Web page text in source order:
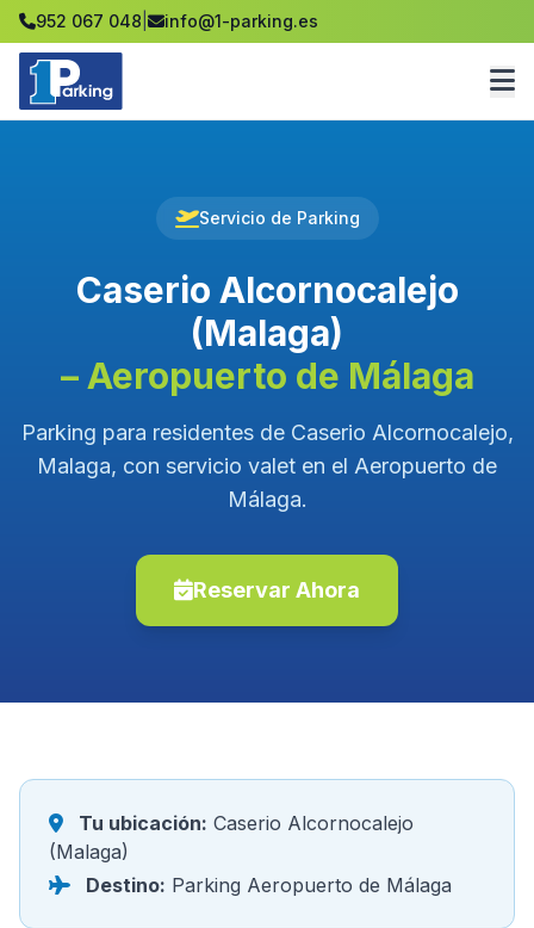
952 067 048 info@1-parking.es
Servicio de Parking
Caserio Alcornocalejo
(Malaga)
– Aeropuerto de Málaga
Parking para residentes de Caserio Alcornocalejo,
Malaga, con servicio valet en el Aeropuerto de
Málaga.
Reservar Ahora
Tu ubicación: Caserio Alcornocalejo
(Malaga)
Destino: Parking Aeropuerto de Málaga